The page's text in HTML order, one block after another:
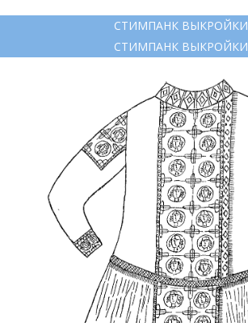
СТИМПАНК ВЫКРОЙКИ
СТИМПАНК ВЫКРОЙКИ